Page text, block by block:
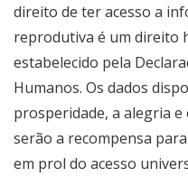
direito de ter acesso a
reprodutiva é um direito
estabelecido pela
Humanos. Os dados
prosperidade, a alegria
serão a recompensa
em prol do acesso